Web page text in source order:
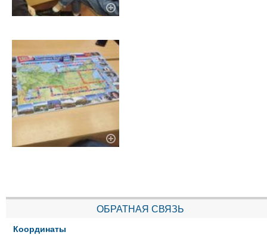
ОБРАТНАЯ СВЯЗЬ
Координаты